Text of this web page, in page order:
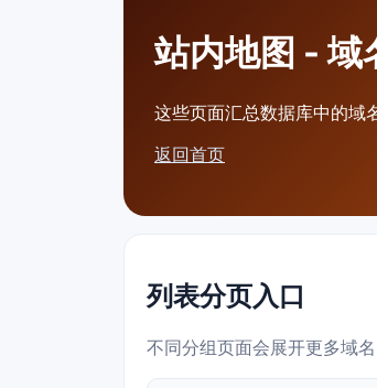
站内地图 - 域
这些页面汇总数据库中的域
返回首页
列表分页入口
不同分组页面会展开更多域